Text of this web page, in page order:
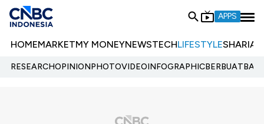
APPS
HOMEMARKETMY MONEYNEWSTECHLIFESTYLESHARIA
RESEARCHOPINIONPHOTOVIDEOINFOGRAPHIC